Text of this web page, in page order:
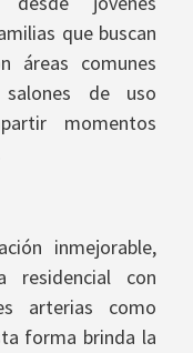
que buscan
áreas comunes
de uso
momentos
inmejorable,
residencial con
arterias como
forma brinda la